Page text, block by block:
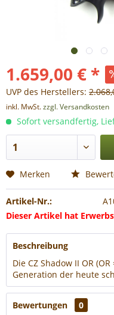
1.659,00 € *
UVP des Herstellers:
inkl. MwSt.zzgl. Versandkosten
Sofort versandfertig,
Merken
Artikel-Nr.:
Dieser Artikel hat
Beschreibung
Die CZ Shadow II OR
Generation der heute
Bewertungen 0